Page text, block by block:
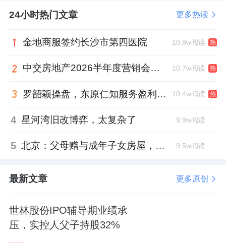
24小时热门文章 更多热读
金地商服签约长沙市第四医院 10.9w阅读 热
中交房地产2026半年度营销会，绿城祝军现身了 10.7w阅读 热
罗韶颖操盘，东原仁知服务盈利仍在爬坡 10.4w阅读 热
4 星河湾旧改博弈，太复杂了 9.9w阅读
5 北京：父母赠与成年子女房屋，不再核验子女的购房资格 9.5w阅读
最新文章 更多原创
世林股份IPO辅导期业绩承
压，实控人父子持股32%